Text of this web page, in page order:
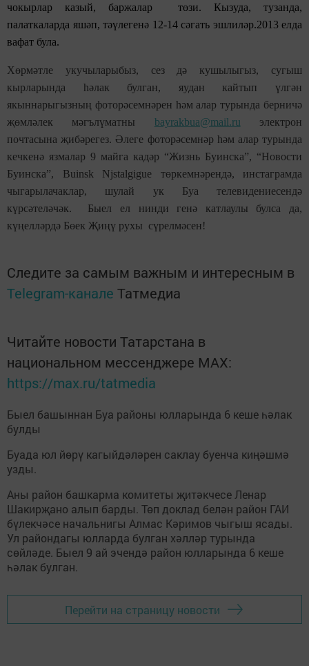
чокырлар казый, баржалар төзи. Кызуда, тузанда,
палаткаларда яшәп, тәүлегенә 12-14 сәгать эшлиләр.2013 елда
вафат була.
Хөрмәтле укучыларыбыз, сез дә кушылыгыз, сугыш
кырларында һәлак булган, яудан кайтып үлгән
якыннарыгызның фоторәсемнәрен һәм алар турында берничә
җөмләлек мәгълүматны bayrakbua@mail.ru электрон
почтасына җибәрегез. Әлеге фоторәсемнәр һәм алар турында
кечкенә язмалар 9 майга кадәр “Жизнь Буинска”, “Новости
Буинска”, Buinsk Njstalgigue төркемнәрендә, инстаграмда
чыгарылачаклар, шулай ук Буа телевидениесендә
күрсәтеләчәк. Быел ел нинди генә катлаулы булса да,
күңелләрдә Бөек Җиңү рухы сүрелмәсен!
Следите за самым важным и интересным в
Telegram-канале Татмедиа
Читайте новости Татарстана в
национальном мессенджере MАХ:
https://max.ru/tatmedia
Быел башыннан Буа районы юлларында 6 кеше һәлак
булды
Буада юл йөрү кагыйдәләрен саклау буенча киңәшмә
узды.
Аны район башкарма комитеты җитәкчесе Ленар
Шакирҗано алып барды. Төп доклад белән район ГАИ
бүлекчәсе начальнигы Алмас Кәримов чыгыш ясады.
Ул райондагы юлларда булган хәлләр турында
сөйләде. Быел 9 ай эчендә район юлларында 6 кеше
һәлак булган.
Перейти на страницу новости